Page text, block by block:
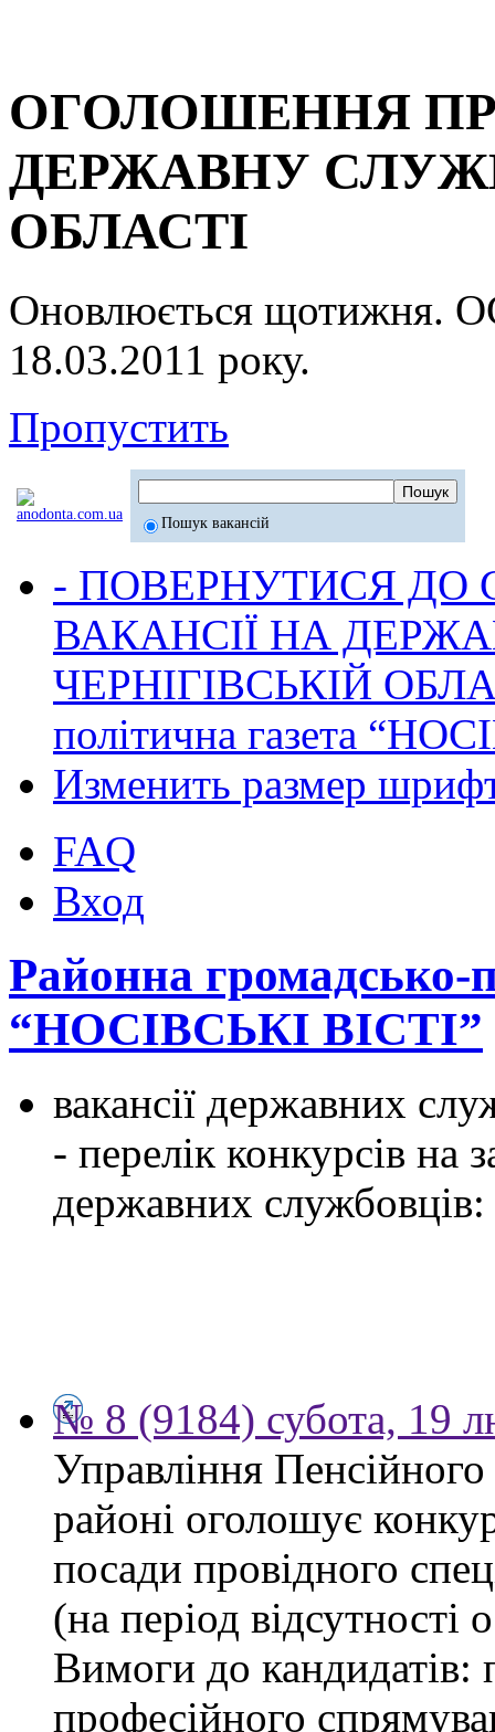
ОГОЛОШЕННЯ
ДЕРЖАВНУ
ОБЛАСТІ
Оновлюється
18.03.2011 року.
Пропустить
Пошук вакансій
- ПОВЕРНУТИСЯ ДО
ВАКАНСІЇ НА
ЧЕРНІГІВСЬКІЙ
політична газета
Изменить размер
FAQ
Вход
Районна громадсько-
“НОСІВСЬКІ ВІСТІ”
вакансії державних
- перелік конкурсів на
державних службовців:
№ 8 (9184) субота, 19
Управління
районі оголошує
посади провідного
(на період відсутності
Вимоги до кандидатів:
професійного